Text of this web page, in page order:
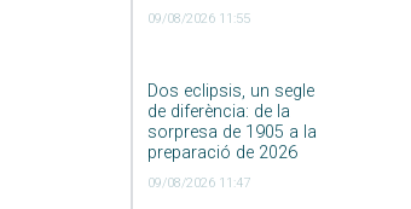
09/08/2026 11:55
Dos eclipsis, un segle
de diferència: de la
sorpresa de 1905 a la
preparació de 2026
09/08/2026 11:47